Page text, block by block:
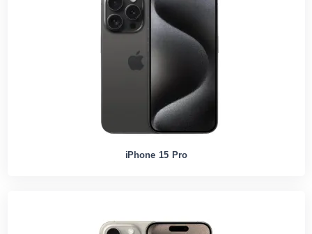
iPhone 15 Pro